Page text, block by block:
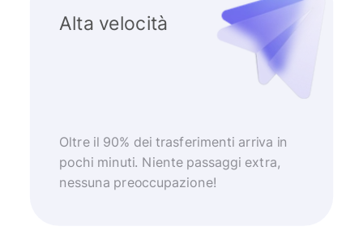
Alta velocità
Oltre il 90% dei trasferimenti arriva in
pochi minuti. Niente passaggi extra,
nessuna preoccupazione!